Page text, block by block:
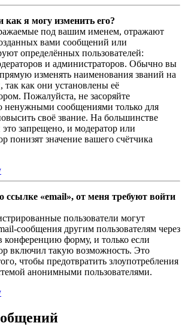
как я могу изменить его?
под вашим именем, отражают
вами сообщений или
определённых пользователей:
и администраторов. Обычно вы
изменять наименования званий на
так как они установлены её
Пожалуйста, не засоряйте
ненужными сообщениями только для
своё звание. На большинстве
запрещено, и модератор или
понизят значение вашего счётчика
ссылке «email», от меня требуют войти
пользователи могут
сообщения другим пользователям через
конференцию форму, и только если
включил такую возможность. Это
чтобы предотвратить злоупотребления
анонимными пользователями.